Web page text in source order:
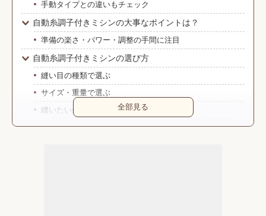
手動タイプとの違いもチェック
自動糸調子付きミシンの大事なポイントは？
準備の楽さ・パワー・調整の手間に注目
自動糸調子付きミシンの選び方
縫い目の種類で選ぶ
サイズ・重量で選ぶ
縫いたい生地の厚さに合ったパワーが大事
サポート機能があると操作が簡単
全部見る